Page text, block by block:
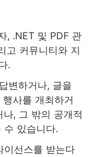
, .NET 및 PDF 관
고 커뮤니티와 지
.
변하거나, 글을
사를 개최하거
, 그 밖의 공개적
수 있습니다.
이선스를 받는다